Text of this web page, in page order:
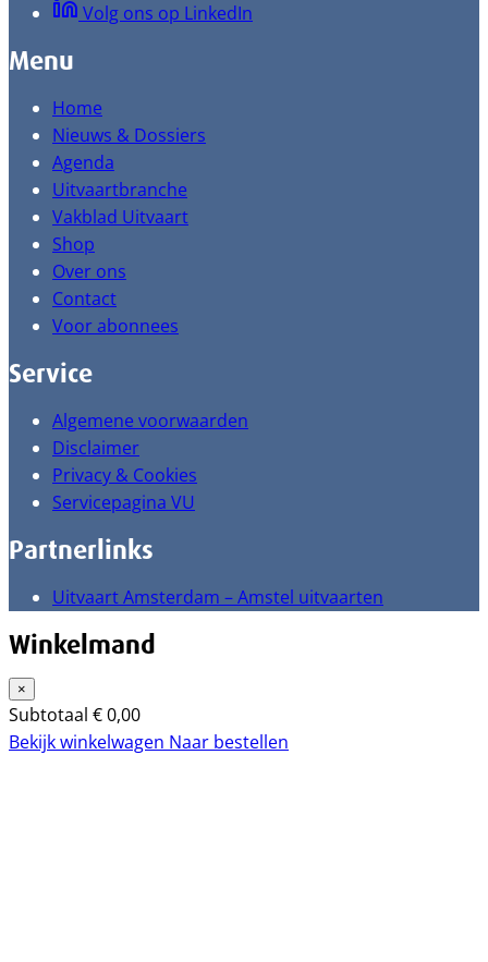
Volg ons op LinkedIn
Menu
Home
Nieuws & Dossiers
Agenda
Uitvaartbranche
Vakblad Uitvaart
Shop
Over ons
Contact
Voor abonnees
Service
Algemene voorwaarden
Disclaimer
Privacy & Cookies
Servicepagina VU
Partnerlinks
Uitvaart Amsterdam – Amstel uitvaarten
Winkelmand
×
Subtotaal €0,00
Bekijk winkelwagen Naar bestellen